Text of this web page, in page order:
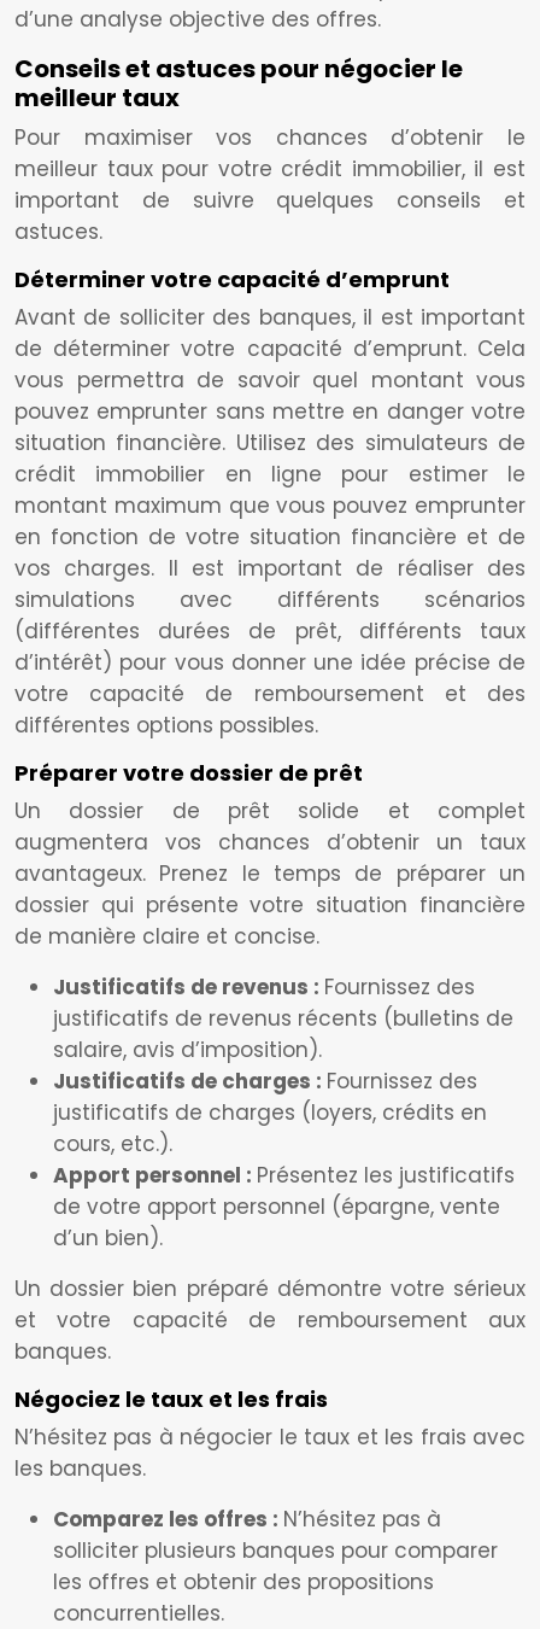
d’une analyse objective des offres.
Conseils et astuces pour négocier le
meilleur taux
Pour maximiser vos chances d’obtenir le
meilleur taux pour votre crédit immobilier, il est
important de suivre quelques conseils et
astuces.
Déterminer votre capacité d’emprunt
Avant de solliciter des banques, il est important
de déterminer votre capacité d’emprunt. Cela
vous permettra de savoir quel montant vous
pouvez emprunter sans mettre en danger votre
situation financière. Utilisez des simulateurs de
crédit immobilier en ligne pour estimer le
montant maximum que vous pouvez emprunter
en fonction de votre situation financière et de
vos charges. Il est important de réaliser des
simulations avec différents scénarios
(différentes durées de prêt, différents taux
d’intérêt) pour vous donner une idée précise de
votre capacité de remboursement et des
différentes options possibles.
Préparer votre dossier de prêt
Un dossier de prêt solide et complet
augmentera vos chances d’obtenir un taux
avantageux. Prenez le temps de préparer un
dossier qui présente votre situation financière
de manière claire et concise.
Justificatifs de revenus : Fournissez des
justificatifs de revenus récents (bulletins de
salaire, avis d’imposition).
Justificatifs de charges : Fournissez des
justificatifs de charges (loyers, crédits en
cours, etc.).
Apport personnel : Présentez les justificatifs
de votre apport personnel (épargne, vente
d’un bien).
Un dossier bien préparé démontre votre sérieux
et votre capacité de remboursement aux
banques.
Négociez le taux et les frais
N’hésitez pas à négocier le taux et les frais avec
les banques.
Comparez les offres : N’hésitez pas à
solliciter plusieurs banques pour comparer
les offres et obtenir des propositions
concurrentielles.